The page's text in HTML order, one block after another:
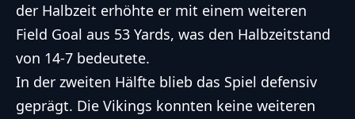
der Halbzeit erhöhte er mit einem weiteren
Field Goal aus 53 Yards, was den Halbzeitstand
von 14-7 bedeutete.
In der zweiten Hälfte blieb das Spiel defensiv
geprägt. Die Vikings konnten keine weiteren